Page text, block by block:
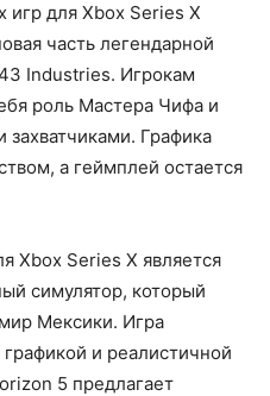
для Xbox Series X
часть легендарной
Industries. Игрокам
роль Мастера Чифа и
захватчиками. Графика
а геймплей остается
Xbox Series X является
симулятор, который
Мексики. Игра
и реалистичной
5 предлагает